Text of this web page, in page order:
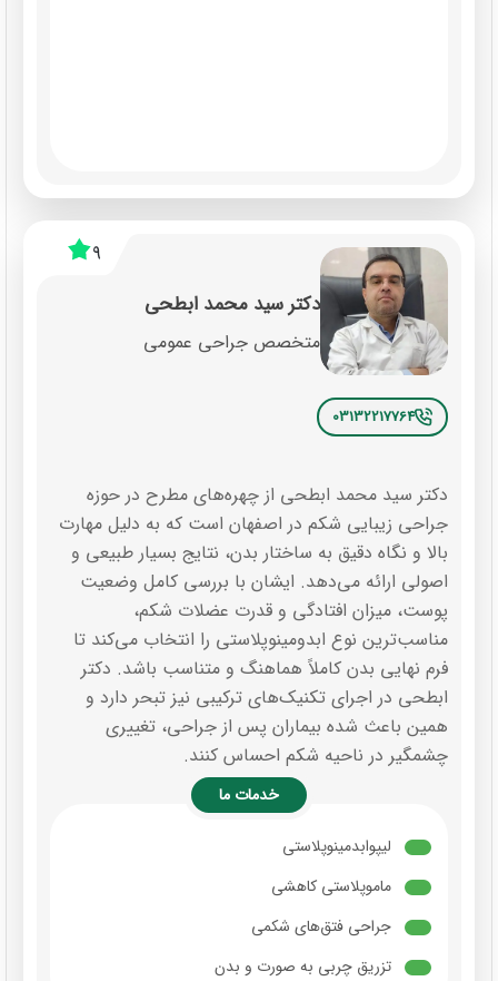
9
دکتر سید محمد ابطحی
متخصص جراحی عمومی
03132217764
دکتر سید محمد ابطحی از چهره‌های مطرح در حوزه
جراحی زیبایی شکم در اصفهان است که به دلیل مهارت
بالا و نگاه دقیق به ساختار بدن، نتایج بسیار طبیعی و
اصولی ارائه می‌دهد. ایشان با بررسی کامل وضعیت
پوست، میزان افتادگی و قدرت عضلات شکم،
مناسب‌ترین نوع ابدومینوپلاستی را انتخاب می‌کند تا
فرم نهایی بدن کاملاً هماهنگ و متناسب باشد. دکتر
ابطحی در اجرای تکنیک‌های ترکیبی نیز تبحر دارد و
همین باعث شده بیماران پس از جراحی، تغییری
چشمگیر در ناحیه شکم احساس کنند.
خدمات ما
لیپوابدمینوپلاستی
ماموپلاستی کاهشی
جراحی فتق‌های شکمی
تزریق چربی به صورت و بدن